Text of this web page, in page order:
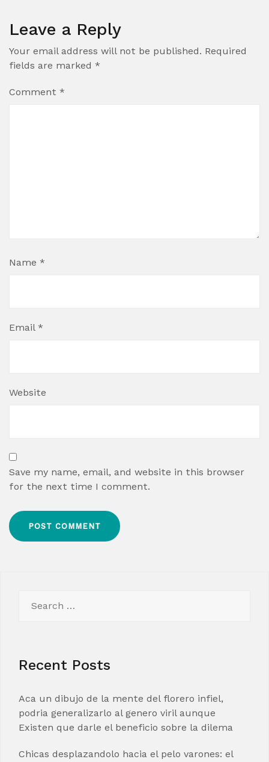
Leave a Reply
Your email address will not be published. Required
fields are marked *
Comment *
Name *
Email *
Website
Save my name, email, and website in this browser
for the next time I comment.
for:
Recent Posts
Aca un dibujo de la mente del florero infiel,
podria generalizarlo al genero viril aunque
Existen que darle el beneficio sobre la dilema
Chicas desplazandolo hacia el pelo varones: el